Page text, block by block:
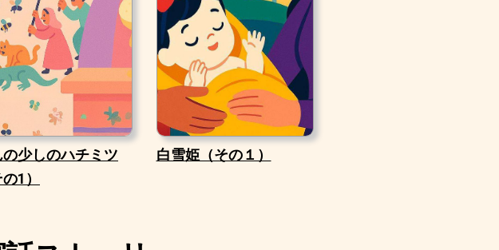
の少しのハチミツ
の1）
白雪姫（その１）